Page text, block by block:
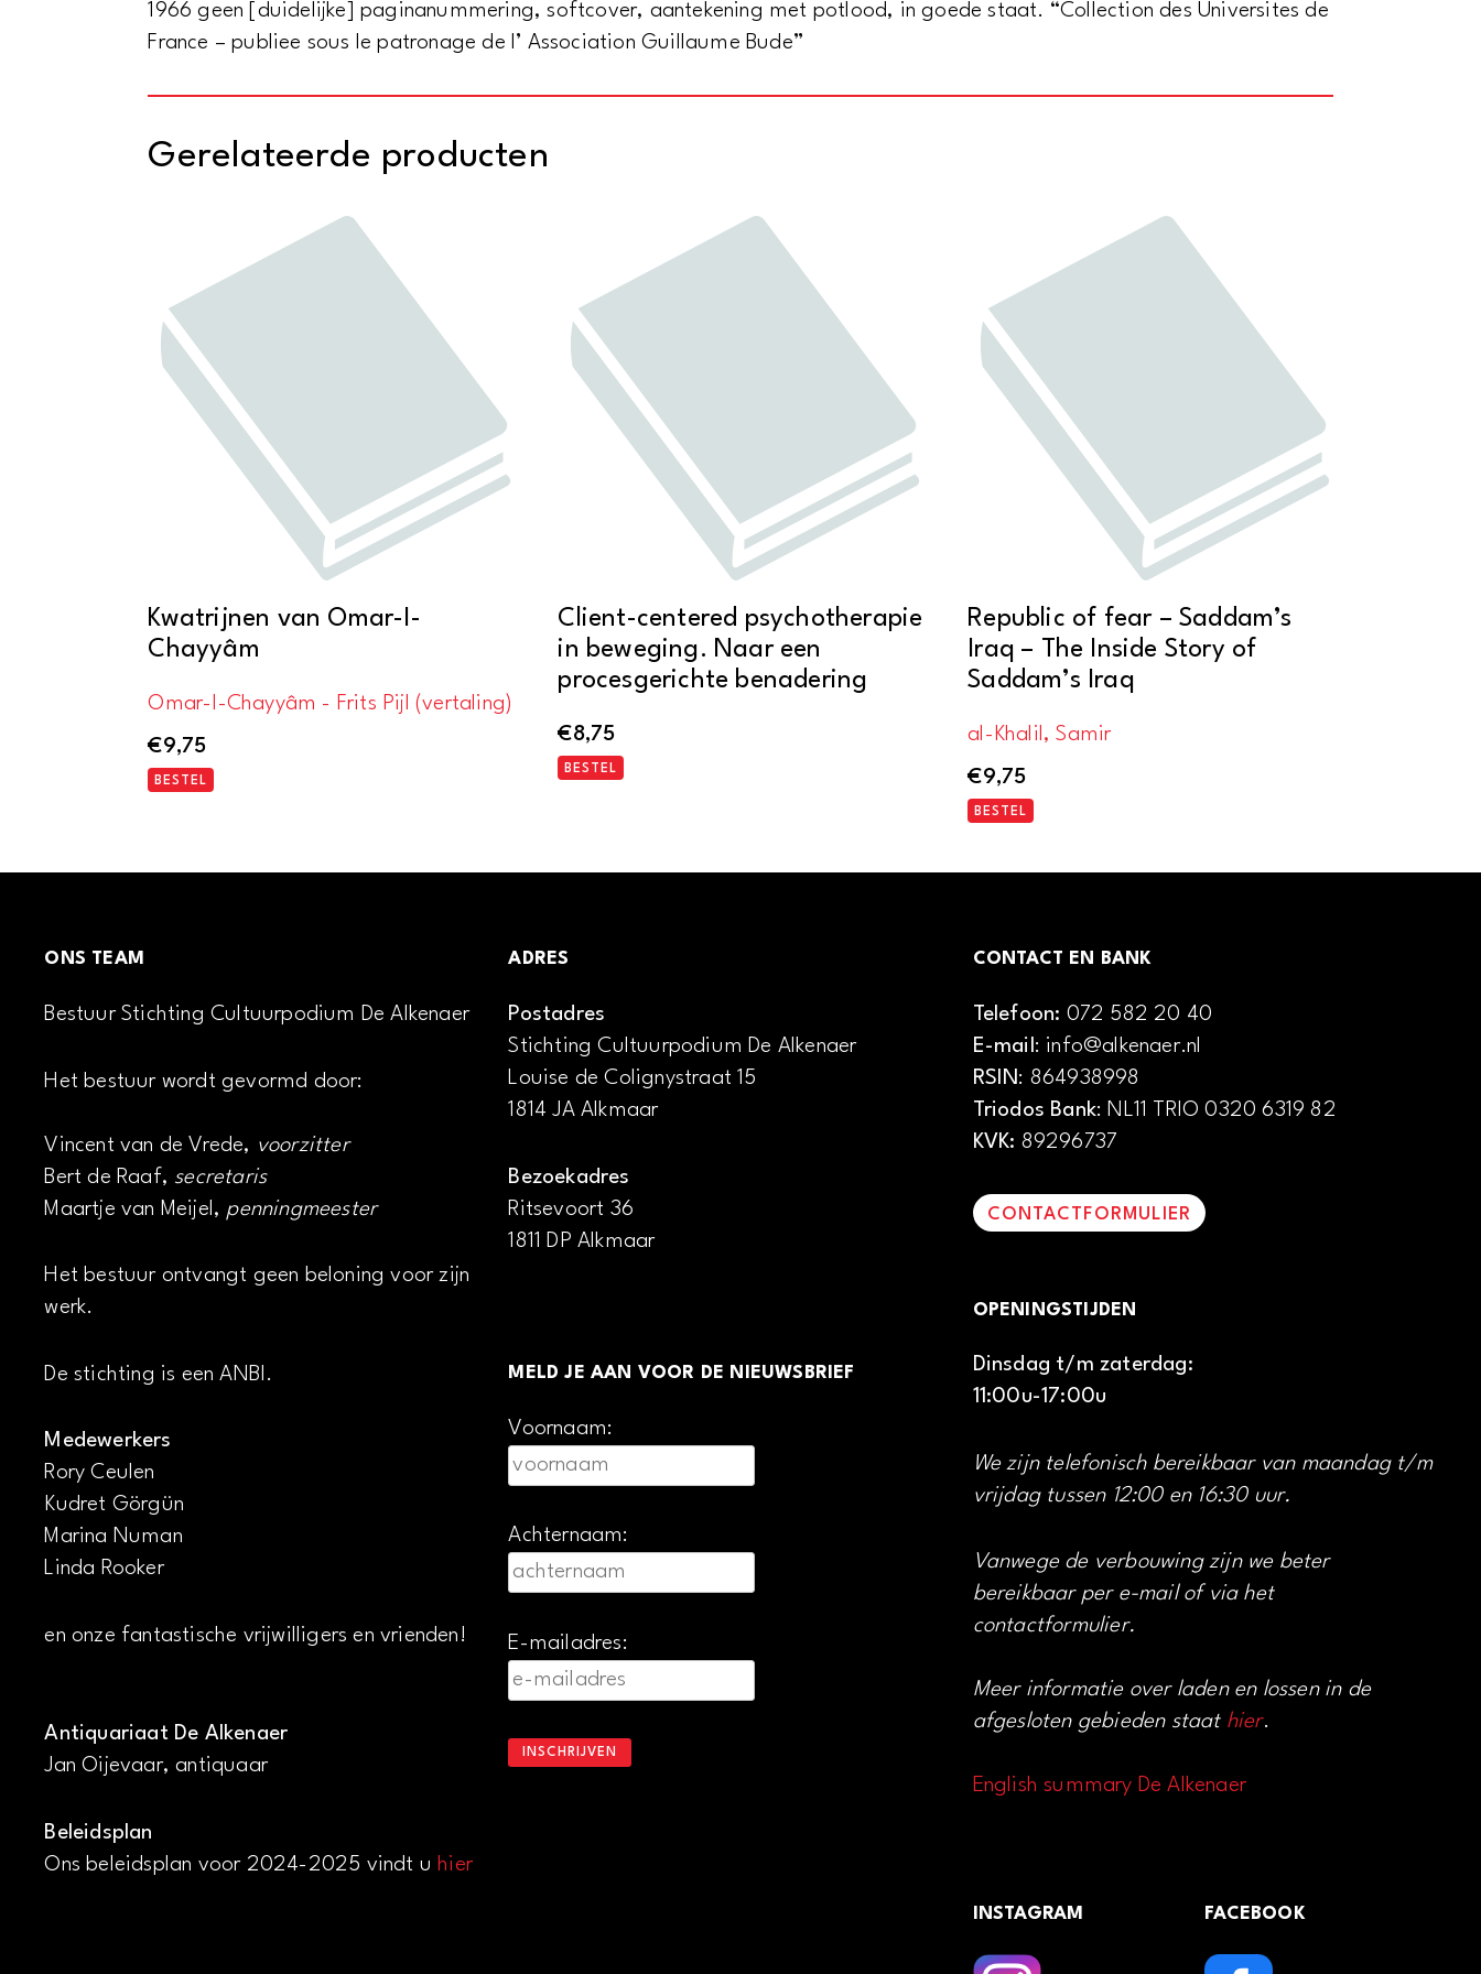
1966 geen [duidelijke] paginanummering, softcover, aantekening met potlood, in goede staat. “Collection des Universites de
France – publiee sous le patronage de l’ Association Guillaume Bude”
Gerelateerde producten
Kwatrijnen van Omar-I-
Chayyâm
Omar-I-Chayyâm - Frits Pijl (vertaling)
€9,75
BESTEL
Client-centered psychotherapie
in beweging. Naar een
procesgerichte benadering
€8,75
BESTEL
Republic of fear – Saddam’s
Iraq – The Inside Story of
Saddam’s Iraq
al-Khalil, Samir
€9,75
BESTEL
ONS TEAM
Bestuur Stichting Cultuurpodium De Alkenaer
Het bestuur wordt gevormd door:
Vincent van de Vrede, voorzitter
Bert de Raaf, secretaris
Maartje van Meijel, penningmeester
Het bestuur ontvangt geen beloning voor zijn
werk.
De stichting is een ANBI.
Medewerkers
Rory Ceulen
Kudret Görgün
Marina Numan
Linda Rooker
en onze fantastische vrijwilligers en vrienden!
Antiquariaat De Alkenaer
Jan Oijevaar, antiquaar
Beleidsplan
Ons beleidsplan voor 2024-2025 vindt u hier
ADRES
Postadres
Stichting Cultuurpodium De Alkenaer
Louise de Colignystraat 15
1814 JA Alkmaar
Bezoekadres
Ritsevoort 36
1811 DP Alkmaar
MELD JE AAN VOOR DE NIEUWSBRIEF
Voornaam:
Achternaam:
E-mailadres:
CONTACT EN BANK
Telefoon: 072 582 20 40
E-mail: info@alkenaer.nl
RSIN: 864938998
Triodos Bank: NL11 TRIO 0320 6319 82
KVK: 89296737
CONTACTFORMULIER
OPENINGSTIJDEN
Dinsdag t/m zaterdag:
11:00u-17:00u
We zijn telefonisch bereikbaar van maandag t/m
vrijdag tussen 12:00 en 16:30 uur.
Vanwege de verbouwing zijn we beter
bereikbaar per e-mail of via het
contactformulier.
Meer informatie over laden en lossen in de
afgesloten gebieden staat hier.
English summary De Alkenaer
INSTAGRAM FACEBOOK